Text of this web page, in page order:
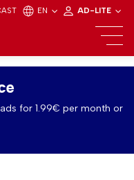
EN AD-LITE
for 1.99€ per month or